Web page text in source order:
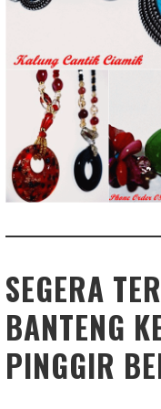
SEGERA
BANTENG
PINGGIR